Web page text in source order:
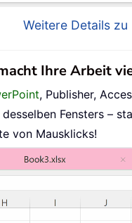
Weitere Details
Ihre Arbeit
, Publisher,
Fensters –
von Mausklicks!